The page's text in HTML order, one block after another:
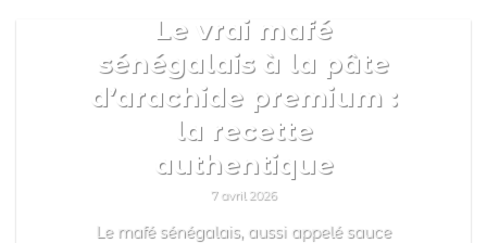
Le vrai mafé
sénégalais à la pâte
d’arachide premium :
la recette
authentique
7 avril 2026
Le mafé sénégalais, aussi appelé sauce